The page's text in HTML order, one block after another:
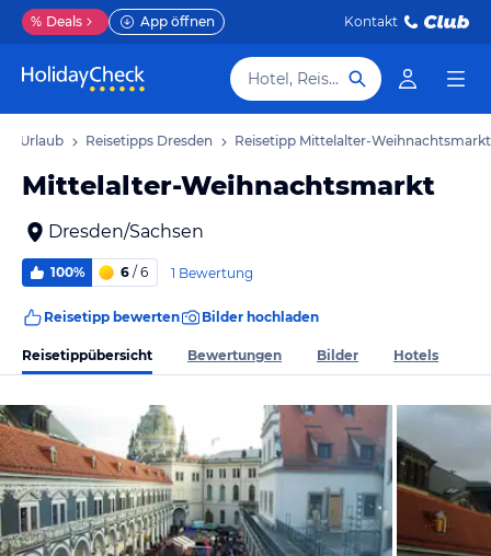
% Deals App öffnen Kontakt
Hotel, Reiseziel
Urlaub Reisetipps Dresden Reisetipp Mittelalter-Weihnachtsmarkt
Mittelalter-Weihnachtsmarkt
Dresden/Sachsen
100% 6 / 6 1 Bewertung
Reisetipp bewerten Bilder hochladen
Reisetippübersicht Bewertungen Bilder Hotels